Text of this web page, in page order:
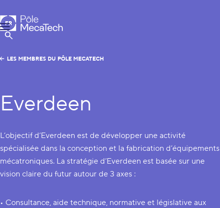
Pôle MecaTech
Menu
Afficher la Recherche
FR
EN
LES MEMBRES DU PÔLE MECATECH
Everdeen
L’objectif d’Everdeen est de développer une activité
spécialisée dans la conception et la fabrication d’équipements
mécatroniques. La stratégie d’Everdeen est basée sur une
vision claire du futur autour de 3 axes :
• Consultance, aide technique, normative et législative aux